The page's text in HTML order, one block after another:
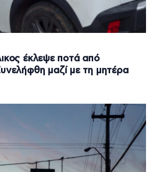
έκλεψε ποτά από
μαζί με τη μητέρα